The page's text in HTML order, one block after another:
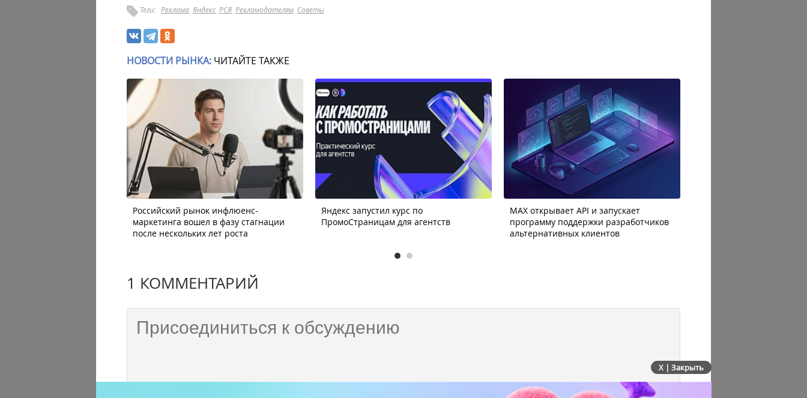
Теги: Реклама Яндекс РСЯ Рекламодателям Советы
НОВОСТИ РЫНКА: ЧИТАЙТЕ ТАКЖЕ
Российский рынок инфлюенс-
маркетинга вошел в фазу стагнации
после нескольких лет роста
Яндекс запустил курс по
ПромоСтраницам для агентств
MAX открывает API и запускает
программу поддержки разработчиков
альтернативных клиентов
1 КОММЕНТАРИЙ
X | Закрыть